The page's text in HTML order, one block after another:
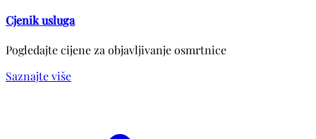
Cjenik usluga
Pogledajte cijene za objavljivanje osmrtnice
Saznajte više